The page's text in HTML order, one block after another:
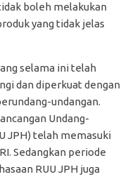
boleh melakukan
yang tidak jelas
selama ini telah
dan diperkuat dengan
undangan.
Undang-
JPH) telah memasuki
Sedangkan periode
RUU JPH juga